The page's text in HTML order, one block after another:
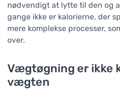
nødvendigt at lytte til den og
gange ikke er kalorierne, der
mere komplekse processer,
over.
Vægtøgning er ikke
vægten